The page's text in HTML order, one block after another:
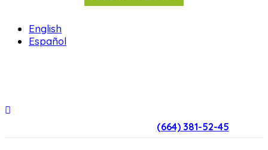
English
Español
(664) 381-52-45